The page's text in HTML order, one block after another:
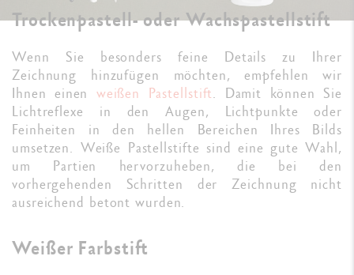
Trockenpastell- oder Wachspastellstift
Wenn Sie besonders feine Details zu Ihrer
Zeichnung hinzufügen möchten, empfehlen wir
Ihnen einen weißen Pastellstift. Damit können Sie
Lichtreflexe in den Augen, Lichtpunkte oder
Feinheiten in den hellen Bereichen Ihres Bilds
umsetzen. Weiße Pastellstifte sind eine gute Wahl,
um Partien hervorzuheben, die bei den
vorhergehenden Schritten der Zeichnung nicht
ausreichend betont wurden.
Weißer Farbstift